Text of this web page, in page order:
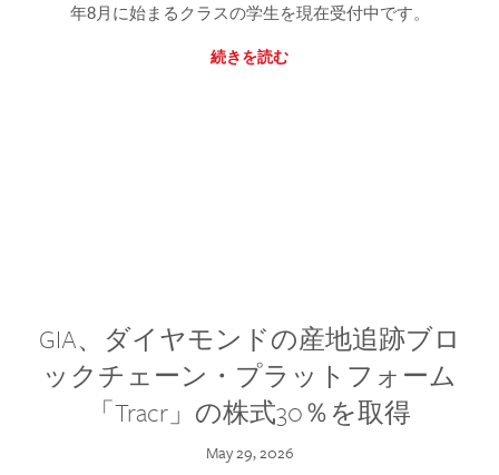
年8月に始まるクラスの学生を現在受付中です。
続きを読む
GIA、ダイヤモンドの産地追跡ブロ
ックチェーン・プラットフォーム
「Tracr」の株式30％を取得
May 29, 2026